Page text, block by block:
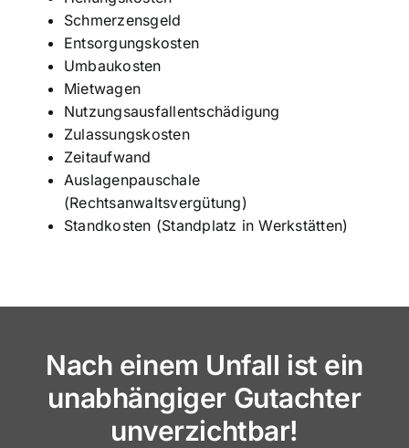
Schmerzensgeld
Entsorgungskosten
Umbaukosten
Mietwagen
Nutzungsausfallentschädigung
Zulassungskosten
Zeitaufwand
Auslagenpauschale
(Rechtsanwaltsvergütung)
Standkosten (Standplatz in Werkstätten)
Nach einem Unfall ist ein
unabhängiger Gutachter
unverzichtbar!